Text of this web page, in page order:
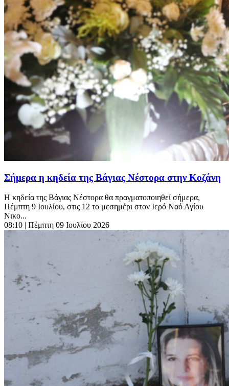
Σήμερα η κηδεία της Βάγιας Νέστορα στην Κοζάνη
Η κηδεία της Βάγιας Νέστορα θα πραγματοποιηθεί σήμερα,
Πέμπτη 9 Ιουλίου, στις 12 το μεσημέρι στον Ιερό Ναό Αγίου
Νικο...
08:10 | Πέμπτη 09 Ιουλίου 2026